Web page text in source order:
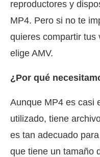
reproductores y
MP4. Pero si no te
quieres compartir tus
elige AMV.
¿Por qué
Aunque MP4 es casi
utilizado, tiene
es tan adecuado
que tiene un tamaño